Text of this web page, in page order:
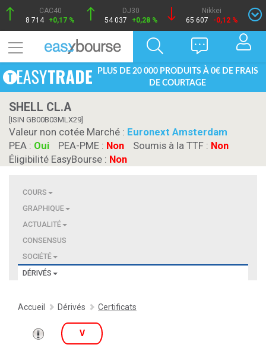
CAC40
8 714 +0,17 %
DJ30
54 037
+0,28 %
Nikkei
65 607
-0,12 %
PLUS DE 20 000 PRODUITS À 0€ DE FRAIS
DE COURTAGE
SHELL CL.A
[ISIN GB00B03MLX29]
Valeur non cotée Marché : Euronext Amsterdam
PEA : Oui PEA-PME : Non Soumis à la TTF : Non
Éligibilité EasyBourse : Non
COURS
GRAPHIQUE
ACTUALITÉ
CONSENSUS
SOCIÉTÉ
DÉRIVÉS
Accueil Dérivés Certificats
V